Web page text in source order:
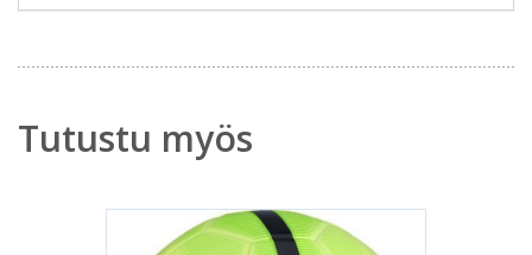
Tutustu myös